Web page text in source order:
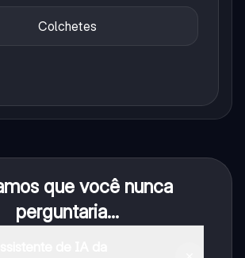
Colchetes
que você nunca
perguntaria...